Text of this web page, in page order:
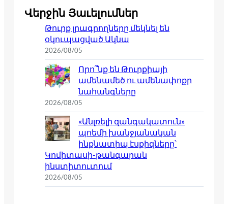
Վերջին Յաւելումներ
Թուրք լրագրողները մեկնել են
օկուպացված Ակնա
2026/08/05
Որո՞նք են Թուրքիայի
ամենամեծ ու ամենափոքր
նահանգները
2026/08/05
«Անլռելի զանգակատուն»
պոեմի խանջյանական
ինքնատիպ էսքիզները՝
Կոմիտասի-թանգարան
ինստիտուտում
2026/08/05